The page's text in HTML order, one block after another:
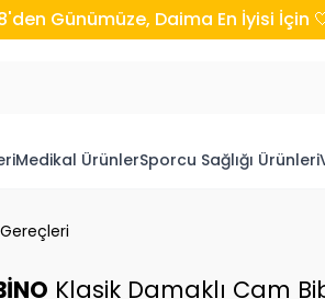
Günümüze, Daima En İyisi İçin
Medikal ÜrünlerSporcu Sağlığı Ürünleri
Klasik Damaklı Cam